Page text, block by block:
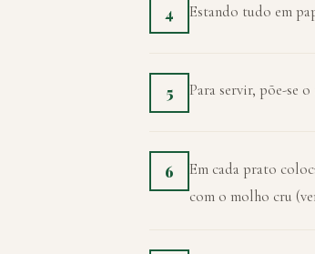
4 Estando tudo em
5 Para servir, põe-se
6
Em cada prato
com o molho cru